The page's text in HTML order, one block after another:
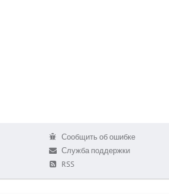
Сообщить об ошибке
Служба поддержки
RSS